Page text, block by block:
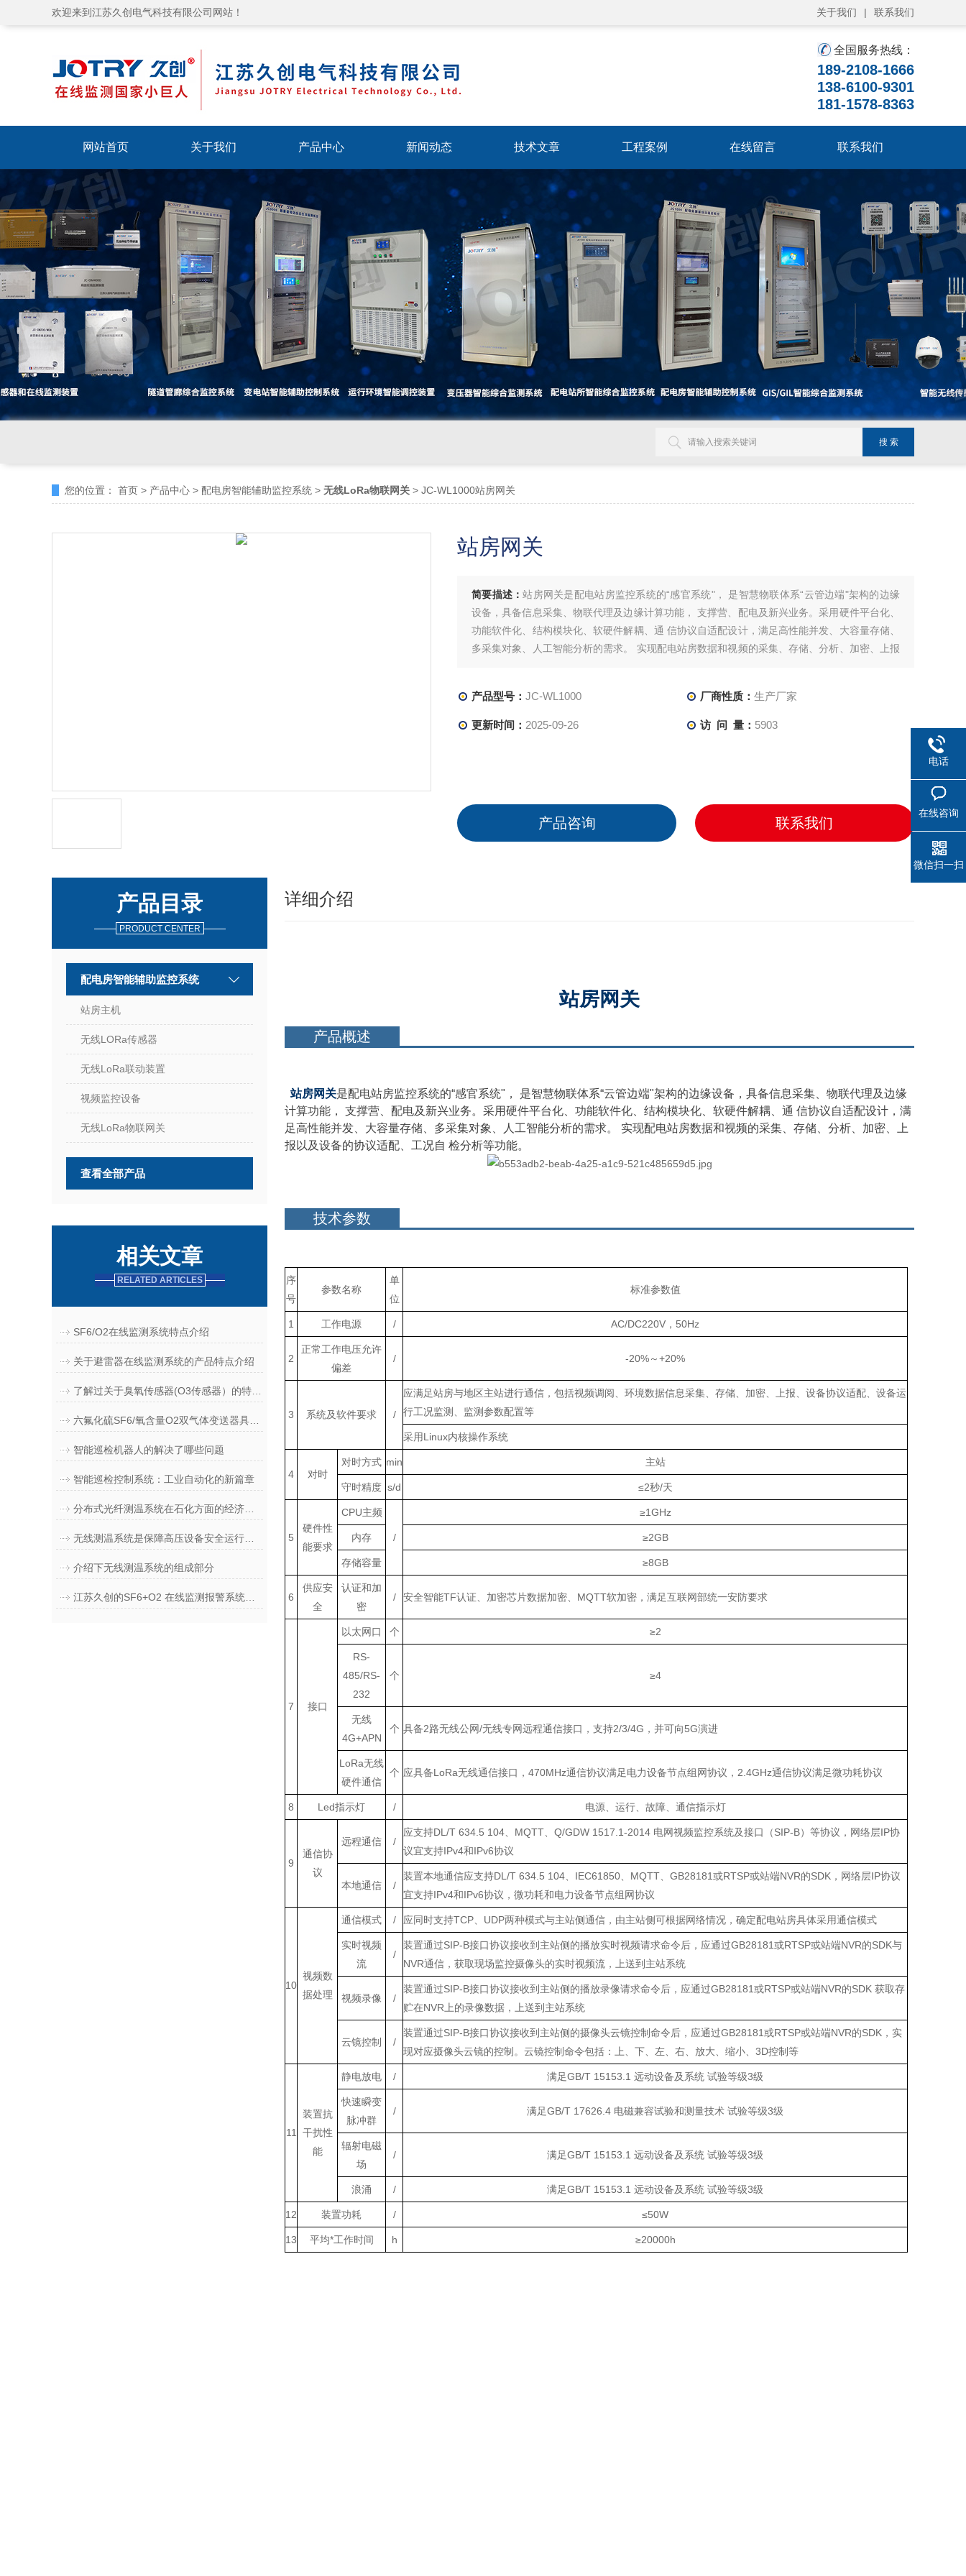
欢迎来到江苏久创电气科技有限公司网站！ 关于我们 | 联系我们
全国服务热线：
189-2108-1666
138-6100-9301
181-1578-8363
网站首页 关于我们 产品中心 新闻动态 技术文章 工程案例 在线留言 联系我们
您的位置： 首页 > 产品中心 > 配电房智能辅助监控系统 > 无线LoRa物联网关 > JC-WL1000站房网关
站房网关
简要描述：站房网关是配电站房监控系统的“感官系统"， 是智慧物联体系“云管边端"架构的边缘
设备，具备信息采集、物联代理及边缘计算功能， 支撑营、配电及新兴业务。采用硬件平台化、
功能软件化、结构模块化、软硬件解耦、通 信协议自适配设计，满足高性能并发、大容量存储、
多采集对象、人工智能分析的需求。 实现配电站房数据和视频的采集、存储、分析、加密、上报
产品型号： JC-WL1000 厂商性质： 生产厂家
更新时间： 2025-09-26 访 问 量： 5903
产品咨询 联系我们
产品目录
PRODUCT CENTER
配电房智能辅助监控系统
站房主机
无线LORa传感器
无线LoRa联动装置
视频监控设备
无线LoRa物联网关
查看全部产品
相关文章
RELATED ARTICLES
SF6/O2在线监测系统特点介绍
关于避雷器在线监测系统的产品特点介绍
智能巡检机器人的解决了哪些问题
智能巡检控制系统：工业自动化的新篇章
介绍下无线测温系统的组成部分
详细介绍
站房网关
产品概述
站房网关是配电站房监控系统的“感官系统"， 是智慧物联体系“云管边端"架构的边缘设备，具备信息采集、物联代理及边缘
计算功能， 支撑营、配电及新兴业务。采用硬件平台化、功能软件化、结构模块化、软硬件解耦、通 信协议自适配设计，满
足高性能并发、大容量存储、多采集对象、人工智能分析的需求。 实现配电站房数据和视频的采集、存储、分析、加密、上
报以及设备的协议适配、工况自 检分析等功能。
技术参数
序
号
参数名称
单
位
标准参数值
1 工作电源 / AC/DC220V，50Hz
2
正常工作电压允许
偏差
/ -20%～+20%
3 系统及软件要求 /
应满足站房与地区主站进行通信，包括视频调阅、环境数据信息采集、存储、加密、上报、设备协议适配、设备运
行工况监测、监测参数配置等
采用Linux内核操作系统
4 对时
对时方式 min 主站
守时精度 s/d ≤2秒/天
5
硬件性
能要求
CPU主频
/
≥1GHz
内存 ≥2GB
存储容量 ≥8GB
6
供应安
全
认证和加
密
/ 安全智能TF认证、加密芯片数据加密、MQTT软加密，满足互联网部统一安防要求
7 接口
以太网口 个 ≥2
RS-
485/RS-
232
个 ≥4
无线
4G+APN
个 具备2路无线公网/无线专网远程通信接口，支持2/3/4G，并可向5G演进
LoRa无线
硬件通信
个 应具备LoRa无线通信接口，470MHz通信协议满足电力设备节点组网协议，2.4GHz通信协议满足微功耗协议
8 Led指示灯 / 电源、运行、故障、通信指示灯
9
通信协
议
远程通信 /
应支持DL/T 634.5 104、MQTT、Q/GDW 1517.1-2014 电网视频监控系统及接口（SIP-B）等协议，网络层IP协
议宜支持IPv4和IPv6协议
本地通信 /
装置本地通信应支持DL/T 634.5 104、IEC61850、MQTT、GB28181或RTSP或站端NVR的SDK，网络层IP协议
宜支持IPv4和IPv6协议，微功耗和电力设备节点组网协议
10
视频数
据处理
通信模式 / 应同时支持TCP、UDP两种模式与主站侧通信，由主站侧可根据网络情况，确定配电站房具体采用通信模式
实时视频
流
/
装置通过SIP-B接口协议接收到主站侧的播放实时视频请求命令后，应通过GB28181或RTSP或站端NVR的SDK与
NVR通信，获取现场监控摄像头的实时视频流，上送到主站系统
视频录像 /
装置通过SIP-B接口协议接收到主站侧的播放录像请求命令后，应通过GB28181或RTSP或站端NVR的SDK 获取存
贮在NVR上的录像数据，上送到主站系统
云镜控制 /
装置通过SIP-B接口协议接收到主站侧的摄像头云镜控制命令后，应通过GB28181或RTSP或站端NVR的SDK，实
现对应摄像头云镜的控制。云镜控制命令包括：上、下、左、右、放大、缩小、3D控制等
11
装置抗
干扰性
能
静电放电 / 满足GB/T 15153.1 远动设备及系统 试验等级3级
快速瞬变
脉冲群
/ 满足GB/T 17626.4 电磁兼容试验和测量技术 试验等级3级
辐射电磁
场
/ 满足GB/T 15153.1 远动设备及系统 试验等级3级
浪涌 / 满足GB/T 15153.1 远动设备及系统 试验等级3级
1 2 装置功耗 / ≤50W
13 平均*工作时间 h ≥20000h
电话
在线咨询
微信扫一扫